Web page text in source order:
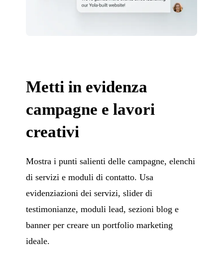
Metti in evidenza
campagne e lavori
creativi
Mostra i punti salienti delle campagne, elenchi
di servizi e moduli di contatto. Usa
evidenziazioni dei servizi, slider di
testimonianze, moduli lead, sezioni blog e
banner per creare un portfolio marketing
ideale.